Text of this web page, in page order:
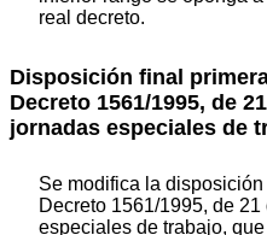
real decreto.
Disposición final
Decreto 1561/1995, de
jornadas especiales de
Se modifica la
Decreto 1561/1995, de
especiales de trabajo,